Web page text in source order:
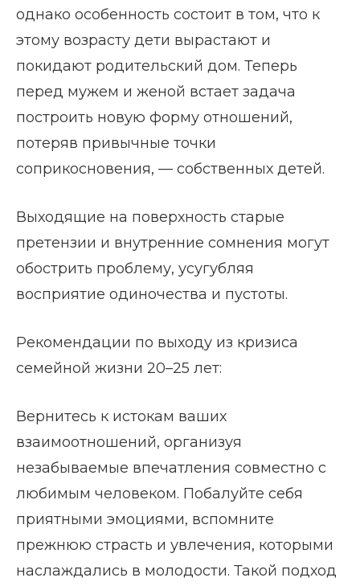
однако особенность состоит в том, что к
этому возрасту дети вырастают и
покидают родительский дом. Теперь
перед мужем и женой встает задача
построить новую форму отношений,
потеряв привычные точки
соприкосновения, — собственных детей.
Выходящие на поверхность старые
претензии и внутренние сомнения могут
обострить проблему, усугубляя
восприятие одиночества и пустоты.
Рекомендации по выходу из кризиса
семейной жизни 20–25 лет:
Вернитесь к истокам ваших
взаимоотношений, организуя
незабываемые впечатления совместно с
любимым человеком. Побалуйте себя
приятными эмоциями, вспомните
прежнюю страсть и увлечения, которыми
наслаждались в молодости. Такой подход